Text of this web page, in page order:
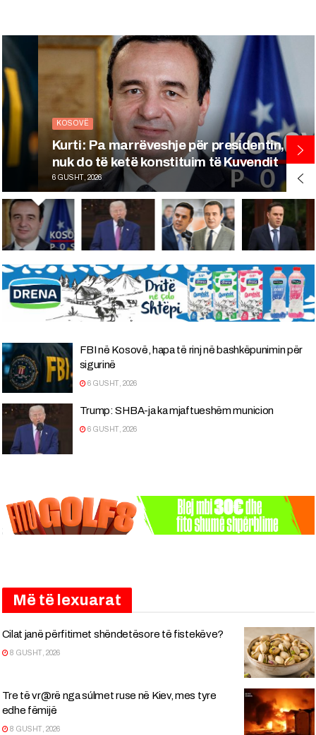
BOTË
Trump: SHBA-ja ka mjaftueshëm
municion
6 GUSHT, 2026
FBI në Kosovë, hapa të rinj në bashkëpunimin për
sigurinë
6 GUSHT, 2026
Trump: SHBA-ja ka mjaftueshëm municion
6 GUSHT, 2026
Më të lexuarat
Cilat janë përfitimet shëndetësore të fistekëve?
8 GUSHT, 2026
Tre të vr@rë nga súlmet ruse në Kiev, mes tyre
edhe fëmijë
8 GUSHT, 2026